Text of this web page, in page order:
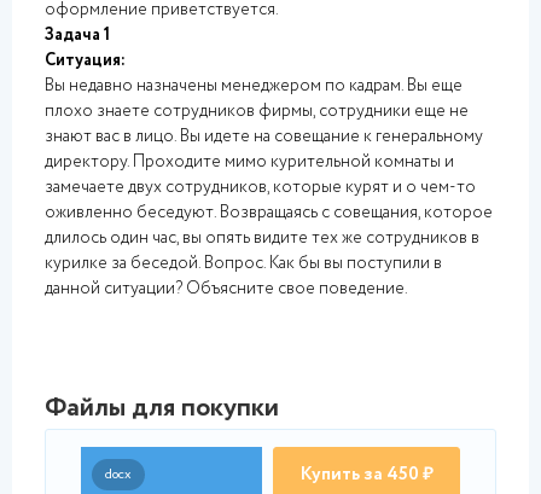
оформление приветствуется.
Задача 1
Ситуация:
Вы недавно назначены менеджером по кадрам. Вы еще
плохо знаете сотрудников фирмы, сотрудники еще не
знают вас в лицо. Вы идете на совещание к генеральному
директору. Проходите мимо курительной комнаты и
замечаете двух сотрудников, которые курят и о чем-то
оживленно беседуют. Возвращаясь с совещания, которое
длилось один час, вы опять видите тех же сотрудников в
курилке за беседой. Вопрос. Как бы вы поступили в
данной ситуации? Объясните свое поведение.
Файлы для покупки
docx Купить за 450 ₽